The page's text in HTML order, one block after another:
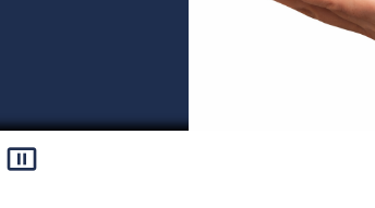
pause_presentation